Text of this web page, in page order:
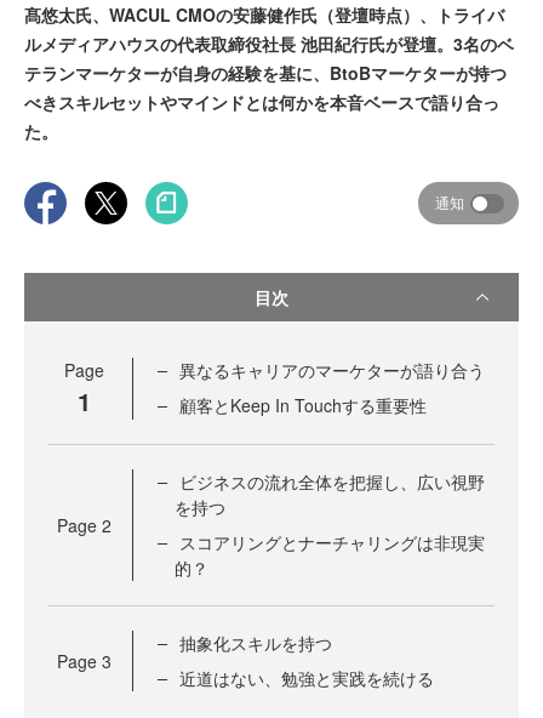
髙悠太氏、WACUL CMOの安藤健作氏（登壇時点）、トライバ
ルメディアハウスの代表取締役社長 池田紀行氏が登壇。3名のベ
テランマーケターが自身の経験を基に、BtoBマーケターが持つ
べきスキルセットやマインドとは何かを本音ベースで語り合っ
た。
通知
目次
Page
1
異なるキャリアのマーケターが語り合う
顧客とKeep In Touchする重要性
Page 2
ビジネスの流れ全体を把握し、広い視野
を持つ
スコアリングとナーチャリングは非現実
的？
Page 3
抽象化スキルを持つ
近道はない、勉強と実践を続ける